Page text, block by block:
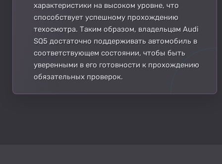
характеристики на высоком уровне, что
способствует успешному прохождению
техосмотра. Таким образом, владельцам Audi
SQ5 достаточно поддерживать автомобиль в
соответствующем состоянии, чтобы быть
уверенными в его готовности к прохождению
обязательных проверок.